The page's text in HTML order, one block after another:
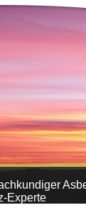
Experte